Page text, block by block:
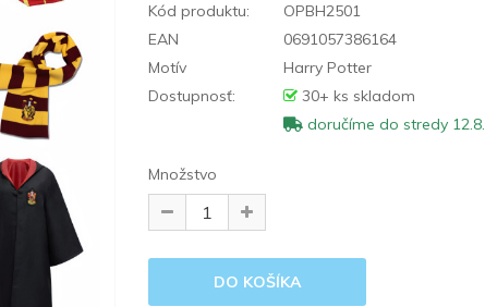
Kód produktu:
OPBH2501
EAN
0691057386164
Motív
Harry Potter
Dostupnosť:
30+ ks skladom
doručíme do stredy 12.8.
Množstvo